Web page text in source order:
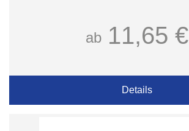
ab 11,65 €
Details